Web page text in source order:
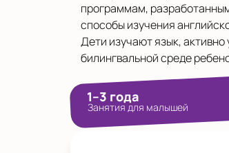
программам,
способы изучения
Дети изучают язык,
билингвальной среде
1–3 года
Занятия для малышей